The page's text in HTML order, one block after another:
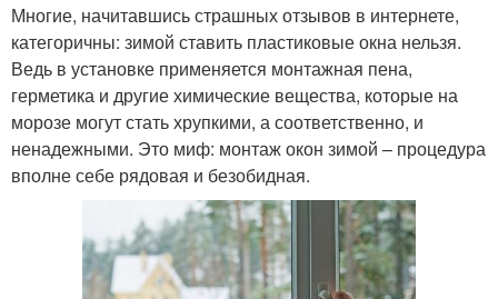
Многие, начитавшись страшных отзывов в интернете,
категоричны: зимой ставить пластиковые окна нельзя.
Ведь в установке применяется монтажная пена,
герметика и другие химические вещества, которые на
морозе могут стать хрупкими, а соответственно, и
ненадежными. Это миф: монтаж окон зимой – процедура
вполне себе рядовая и безобидная.